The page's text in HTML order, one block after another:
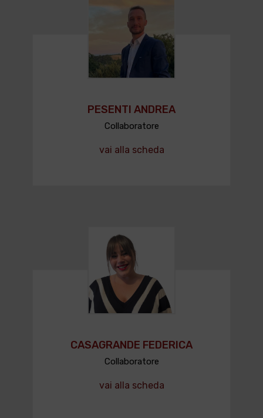
PESENTI ANDREA
Collaboratore
vai alla scheda
CASAGRANDE FEDERICA
Collaboratore
vai alla scheda